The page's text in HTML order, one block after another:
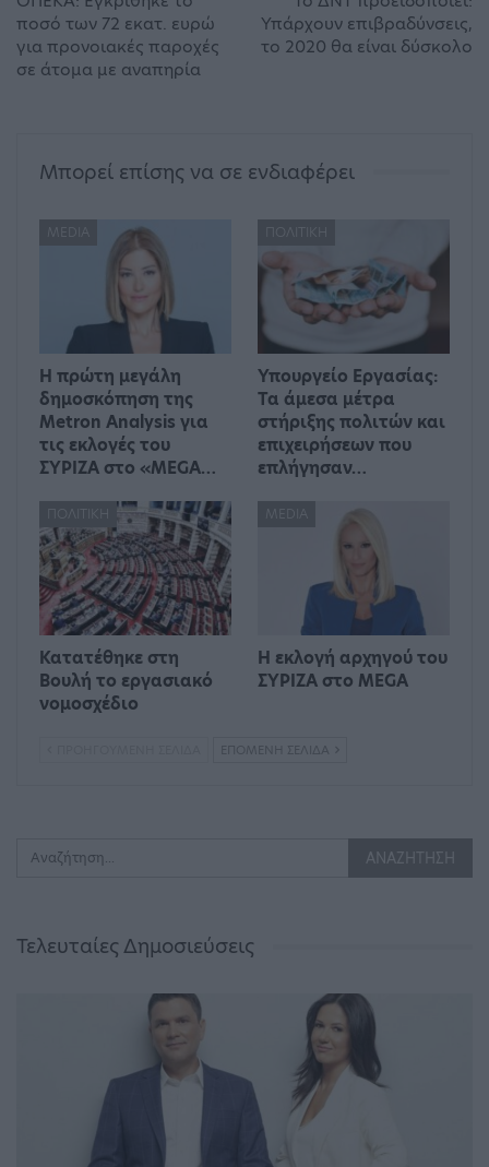
ποσό των 72 εκατ. ευρώ
για προνοιακές παροχές
σε άτομα με αναπηρία
Υπάρχουν επιβραδύνσεις,
το 2020 θα είναι δύσκολο
Μπορεί επίσης να σε ενδιαφέρει
MEDIA
Η πρώτη μεγάλη
δημοσκόπηση της
Metron Analysis για
τις εκλογές του
ΣΥΡΙΖΑ στο «MEGA…
ΠΟΛΙΤΙΚΉ
Υπουργείο Εργασίας:
Τα άμεσα μέτρα
στήριξης πολιτών και
επιχειρήσεων που
επλήγησαν…
ΠΟΛΙΤΙΚΉ
Κατατέθηκε στη
Βουλή το εργασιακό
νομοσχέδιο
MEDIA
Η εκλογή αρχηγού του
ΣΥΡΙΖΑ στο MEGA
ΕΠΌΜΕΝΗ ΣΕΛΊΔΑ
Τελευταίες Δημοσιεύσεις